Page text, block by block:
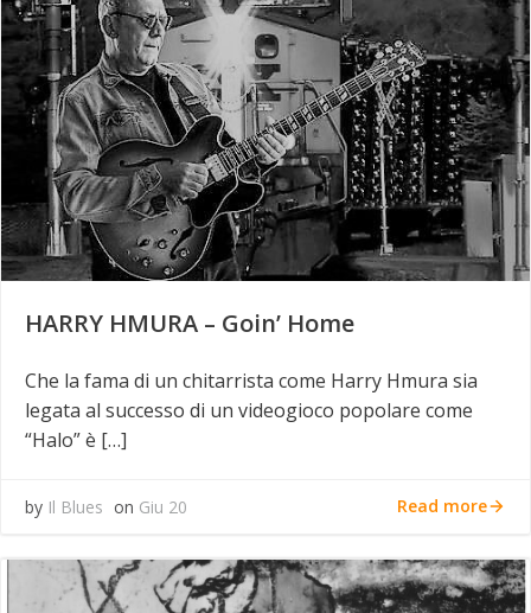
HARRY HMURA – Goin’ Home
Che la fama di un chitarrista come Harry Hmura sia
legata al successo di un videogioco popolare come
“Halo” è […]
by Il Blues on Giu 20 Read more